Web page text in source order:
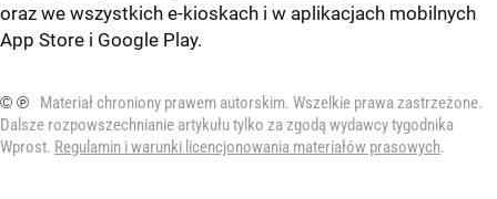
oraz we wszystkich e-kioskach i w aplikacjach mobilnych
App Store i Google Play.
© ℗
Materiał chroniony prawem autorskim. Wszelkie prawa zastrzeżone.
Dalsze rozpowszechnianie artykułu tylko za zgodą wydawcy tygodnika
Wprost. Regulamin i warunki licencjonowania materiałów prasowych.